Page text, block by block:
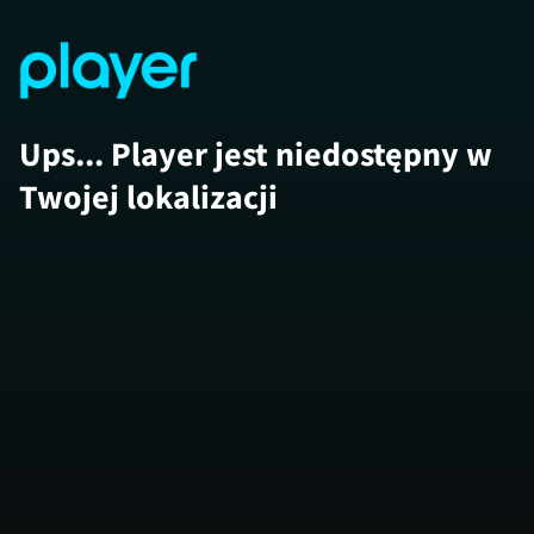
Ups... Player jest niedostępny w
Twojej lokalizacji